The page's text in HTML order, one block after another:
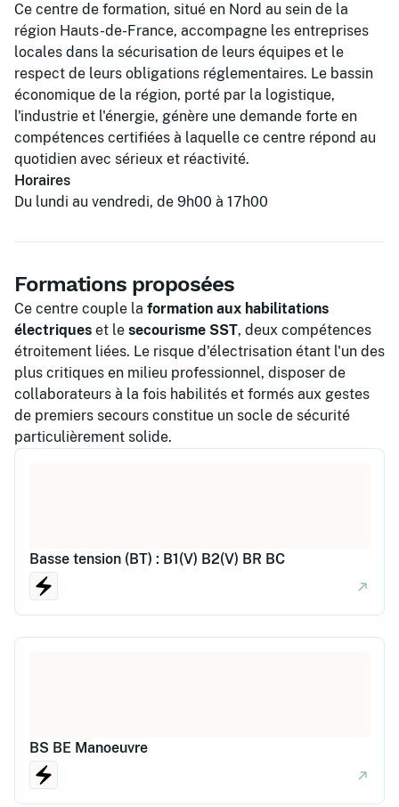
Ce centre de formation, situé en Nord au sein de la
région Hauts-de-France, accompagne les entreprises
locales dans la sécurisation de leurs équipes et le
respect de leurs obligations réglementaires. Le bassin
économique de la région, porté par la logistique,
l'industrie et l'énergie, génère une demande forte en
compétences certifiées à laquelle ce centre répond au
quotidien avec sérieux et réactivité.
Horaires
Du lundi au vendredi, de 9h00 à 17h00
Formations proposées
Ce centre couple la formation aux habilitations
électriques et le secourisme SST, deux compétences
étroitement liées. Le risque d'électrisation étant l'un des
plus critiques en milieu professionnel, disposer de
collaborateurs à la fois habilités et formés aux gestes
de premiers secours constitue un socle de sécurité
particulièrement solide.
Basse tension (BT) : B1(V) B2(V) BR BC
BS BE Manoeuvre